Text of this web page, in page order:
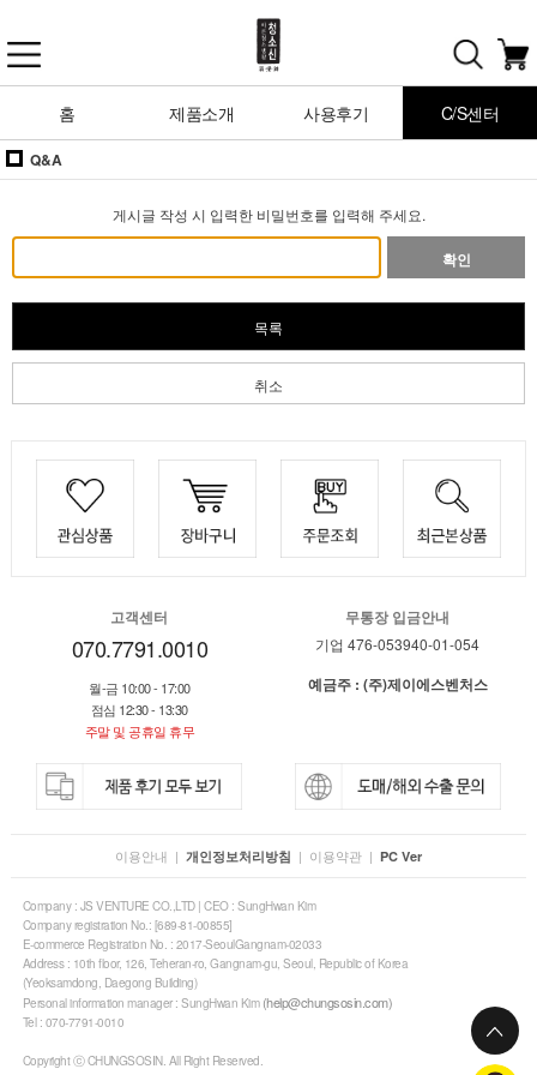
홈 제품소개 사용후기 C/S센터
Q&A
게시글 작성 시 입력한 비밀번호를 입력해 주세요.
확인
목록
취소
고객센터
070.7791.0010
월-금 10:00 - 17:00
점심 12:30 - 13:30
주말 및 공휴일 휴무
무통장 입금안내
기업 476-053940-01-054
예금주 : (주)제이에스벤처스
이용안내 | 개인정보처리방침 | 이용약관 | PC Ver
Company : JS VENTURE CO.,LTD | CEO : SungHwan Kim
Company registration No.: [689-81-00855]
E-commerce Registration No. : 2017-SeoulGangnam-02033
Address : 10th floor, 126, Teheran-ro, Gangnam-gu, Seoul, Republic of Korea
(Yeoksamdong, Daegong Building)
Personal information manager : SungHwan Kim (help@chungsosin.com)
Tel : 070-7791-0010
Copyright ⓒ CHUNGSOSIN. All Right Reserved.